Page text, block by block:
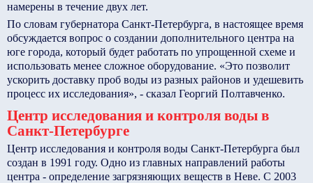
намерены в течение двух лет.
По словам губернатора Санкт-Петербурга, в настоящее время
обсуждается вопрос о создании дополнительного центра на
юге города, который будет работать по упрощенной схеме и
использовать менее сложное оборудование. «Это позволит
ускорить доставку проб воды из разных районов и удешевить
процесс их исследования», - сказал Георгий Полтавченко.
Центр исследования и контроля воды в
Санкт-Петербурге
Центр исследования и контроля воды Санкт-Петербурга был
создан в 1991 году. Одно из главных направлений работы
центра - определение загрязняющих веществ в Неве. С 2003